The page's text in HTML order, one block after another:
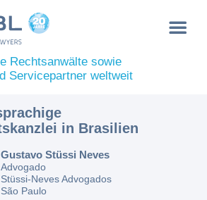
Rechtsanwälte sowie
Servicepartner weltweit
in Brasilien
Gustavo Stüssi Neves
Advogado
Stüssi-Neves Advogados
São Paulo